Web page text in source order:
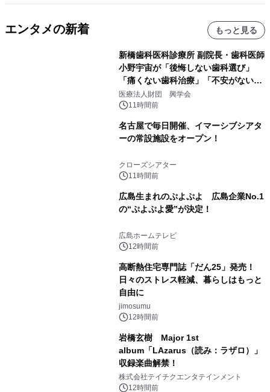
エンタメの新着 もっと見る
新橋歯科医科診療所 副院長・歯科医師
小野宇宙が「後悔しない歯科選び」
「痛くない歯科治療」「不安がない治
療計画」をテーマに専門監修
医療法人財団 興学会
11時間前
名古屋で毎日開催、イマーシブシアタ
ーの常設施設をオープン！
クローズシアター
11時間前
広島生まれのぷよぷよ 広島企業No.1
の“ぷよぷよ愛”が決定！
広島ホームテレビ
12時間前
高断熱住宅専門誌「だん25」発売！
日々のストレス軽減、暮らしはもっと
自由に
jimosumu
12時間前
岩橋玄樹 Major 1st
album「LAzarus（読み：ラザロ）」
収録楽曲解禁！
株式会社テイチクエンタテインメント
12時間前